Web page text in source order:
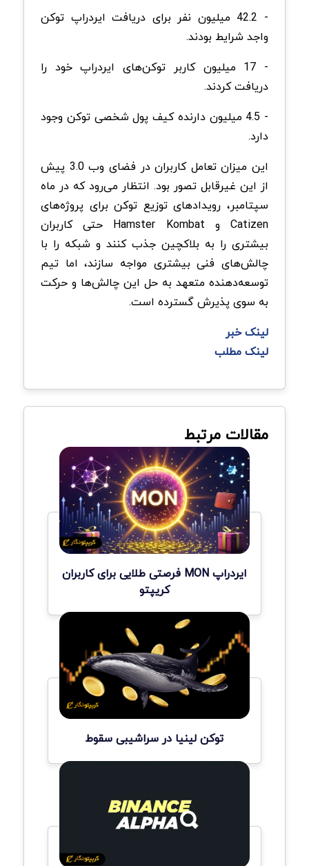
- 42.2 میلیون نفر برای دریافت ایردراپ توکن
واجد شرایط بودند.
- 17 میلیون کاربر توکن‌های ایردراپ خود را
دریافت کردند.
- 4.5 میلیون دارنده کیف پول شخصی توکن وجود
دارد.
این میزان تعامل کاربران در فضای وب 3.0 پیش
از این غیرقابل تصور بود. انتظار می‌رود که در ماه
سپتامبر، رویدادهای توزیع توکن برای پروژه‌های
Catizen و Hamster Kombat حتی کاربران
بیشتری را به بلاکچین جذب کنند و شبکه را با
چالش‌های فنی بیشتری مواجه سازند، اما تیم
توسعه‌دهنده متعهد به حل این چالش‌ها و حرکت
به سوی پذیرش گسترده است.
لینک خبر
لینک مطلب
مقالات مرتبط
ایردراپ MON فرصتی طلایی برای کاربران
کریپتو
توکن لینیا در سراشیبی سقوط